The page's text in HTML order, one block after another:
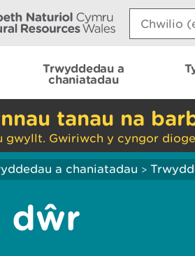
Search:
Trwyddedau a
chaniatadau
tanau na
gwyllt. Gwiriwch y cyngor
a chaniatadau >
dŵr